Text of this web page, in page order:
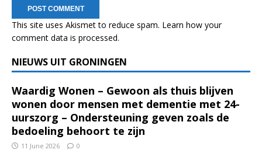
This site uses Akismet to reduce spam. Learn how your
comment data is processed.
NIEUWS UIT GRONINGEN
Waardig Wonen – Gewoon als thuis blijven
wonen door mensen met dementie met 24-
uurszorg – Ondersteuning geven zoals de
bedoeling behoort te zijn
11 June 2026 0